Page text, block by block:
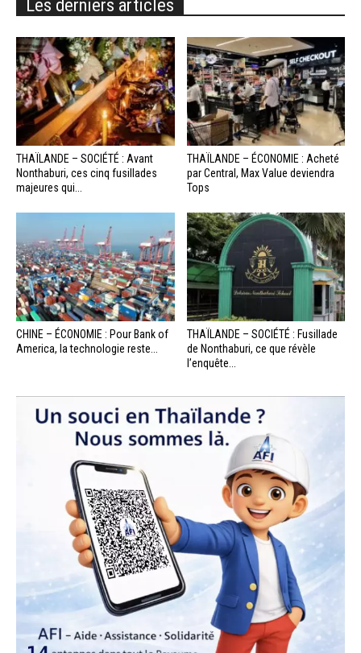
Les derniers articles
THAÏLANDE – SOCIÉTÉ : Avant
Nonthaburi, ces cinq fusillades
majeures qui...
THAÏLANDE – ÉCONOMIE : Acheté
par Central, Max Value deviendra
Tops
CHINE – ÉCONOMIE : Pour Bank of
America, la technologie reste...
THAÏLANDE – SOCIÉTÉ : Fusillade
de Nonthaburi, ce que révèle
l’enquête...